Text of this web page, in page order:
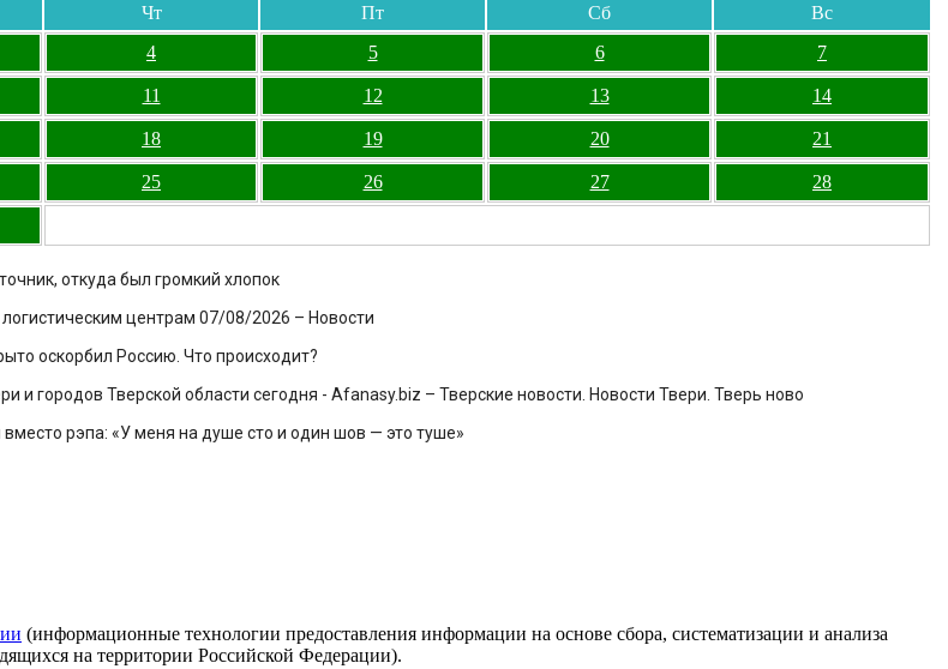
Чт Пт Сб
Вс
4 5 6 7
11 12 13 14
18 19 20 21
25 26 27 28
откуда был громкий хлопок
центрам 07/08/2026 – Новости
оскорбил Россию. Что происходит?
городов Тверской области сегодня - Afanasy.biz – Тверские новости. Новости Твери. Тверь ново
рэпа: «У меня на душе сто и один шов — это туше»
(информационные технологии предоставления информации на основе сбора, систематизации и анализа
на территории Российской Федерации).